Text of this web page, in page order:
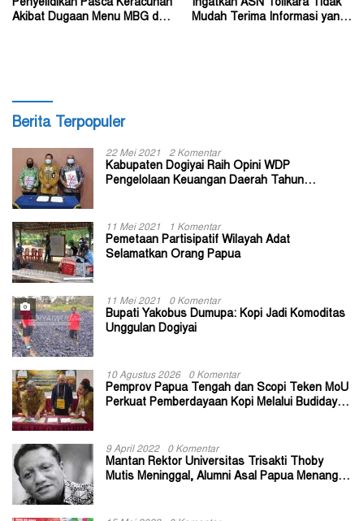
Penyelidikan Pasca Keracunan
Akibat Dugaan Menu MBG di
Ingatkan ASN Tolikara Tidak
Mudah Terima Informasi yang
Berita Terpopuler
22 Mei 2021 2 Komentar
Kabupaten Dogiyai Raih Opini WDP
Pengelolaan Keuangan Daerah Tahun
11 Mei 2021 1 Komentar
Pemetaan Partisipatif Wilayah Adat
Selamatkan Orang Papua
11 Mei 2021 0 Komentar
Bupati Yakobus Dumupa: Kopi Jadi Komoditas
Unggulan Dogiyai
10 Agustus 2026 0 Komentar
Pemprov Papua Tengah dan Scopi Teken MoU
Perkuat Pemberdayaan Kopi Melalui Budidaya
9 April 2022 0 Komentar
Mantan Rektor Universitas Trisakti Thoby
Mutis Meninggal, Alumni Asal Papua Menangis: